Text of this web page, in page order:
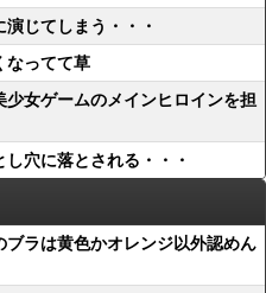
じてしまう・・・
なってて草
女ゲームのメインヒロインを担
し穴に落とされる・・・
ブラは黄色かオレンジ以外認めん